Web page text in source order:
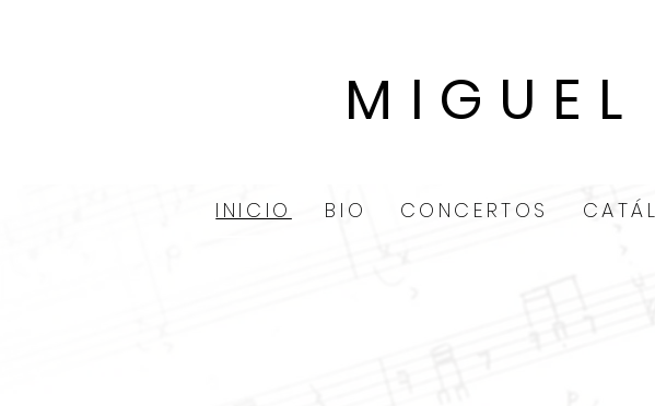
INICIO BIO CONCERTOS